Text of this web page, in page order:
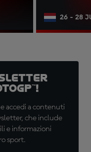
26 - 28
accedi a contenuti
che include
e informazioni
sport.